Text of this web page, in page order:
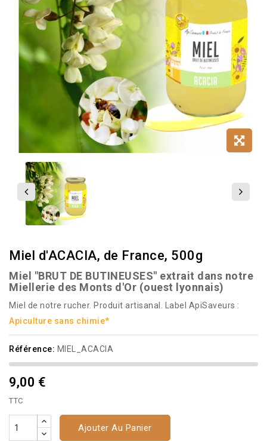
Miel d'ACACIA, de France, 500g
Miel "BRUT DE BUTINEUSES" extrait dans notre
Miellerie des Monts d'Or (ouest lyonnais)
Miel de notre rucher. Produit artisanal. Label ApiSaveurs :
Apiculture sans chimie*
Référence: MIEL_ACACIA
9,00 €
TTC
Ajouter Au Panier